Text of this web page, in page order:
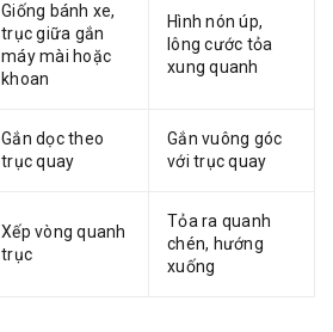
Giống bánh xe,
trục giữa gắn
máy mài hoặc
khoan
Hình nón úp,
lông cước tỏa
xung quanh
Gắn dọc theo
trục quay
Gắn vuông góc
với trục quay
Xếp vòng quanh
trục
Tỏa ra quanh
chén, hướng
xuống